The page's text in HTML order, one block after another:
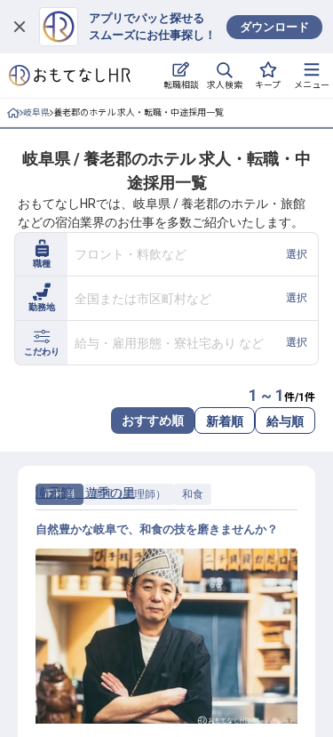
アプリでパッと探せる
スムーズにお仕事探し！
ダウンロード
転職相談 求人検索 キープ メニュー
ログイン
求人・施設を探す
就職・転職 合同説明会
おもてなしHRについて
ご利用の流れ
よくある質問
ホテル・宿泊業界情報コラム
転職サポートに申し込む
岐阜県 養老郡のホテル 求人・転職・中途採用一覧
岐阜県 / 養老郡のホテル 求人・転職・中
途採用一覧
おもてなしHRでは、岐阜県 / 養老郡のホテル・旅館
などの宿泊業界のお仕事を多数ご紹介いたします。
職種
フロント・料飲など 選択
勤務地
全国または市区町村など 選択
こだわり
給与・雇用形態・寮社宅あり など 選択
1 ~ 1 件/1 件
おすすめ順 新着順 給与順
正社員 調理（調理師） 和食
キッチン、調理
滝元館 遊季の里
自然豊かな岐阜で、和食の技を磨きませんか？